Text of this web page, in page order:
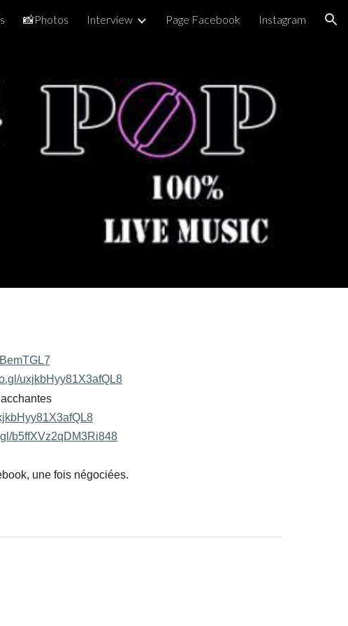
📸Photos Interview Page Facebook Instagram
uxjkbHyy81X3afQL8
b5ffXVz2qDM3Ri848
une fois négociées.